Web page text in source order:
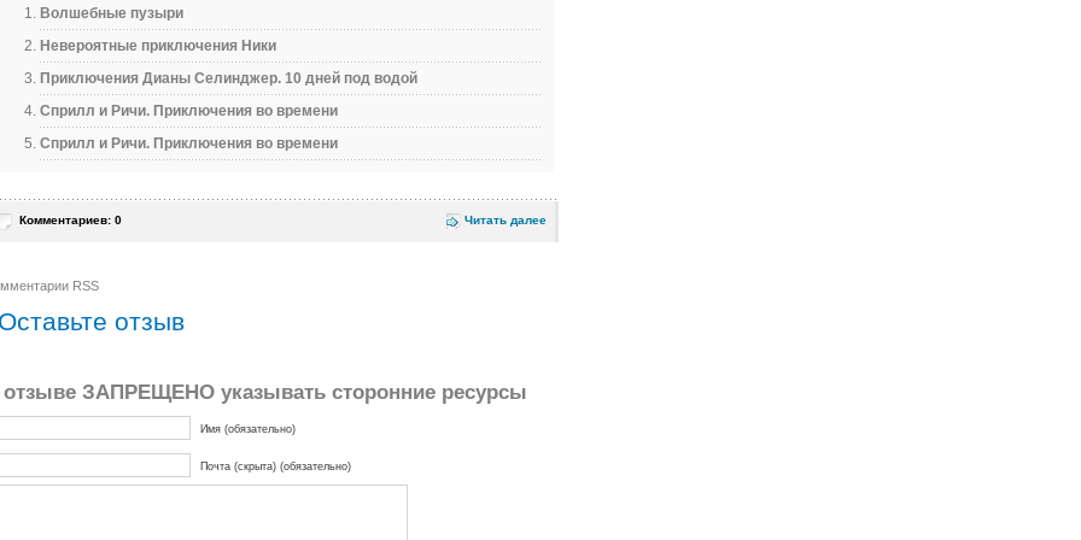
Волшебные пузыри
Невероятные приключения Ники
Приключения Дианы Селинджер. 10 дней под водой
Сприлл и Ричи. Приключения во времени
Сприлл и Ричи. Приключения во времени
Комментариев: 0 Читать далее
RSS
отзыв
отзыве ЗАПРЕЩЕНО указывать сторонние ресурсы
Имя (обязательно)
Почта (скрыта) (обязательно)